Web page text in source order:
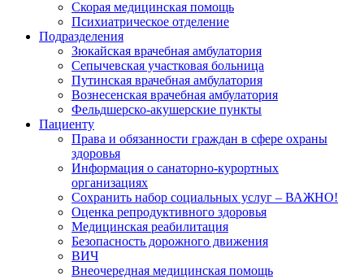
Скорая медицинская помощь
Психиатрическое отделение
Подразделения
Зюкайская врачебная амбулатория
Сепычевская участковая больница
Путинская врачебная амбулатория
Вознесенская врачебная амбулатория
Фельдшерско-акушерские пункты
Пациенту
Права и обязанности граждан в сфере охраны
здоровья
Информация о санаторно-курортных
организациях
Сохранить набор социальных услуг – ВАЖНО!
Оценка репродуктивного здоровья
Медицинская реабилитация
Безопасность дорожного движения
ВИЧ
Внеочередная медицинская помощь